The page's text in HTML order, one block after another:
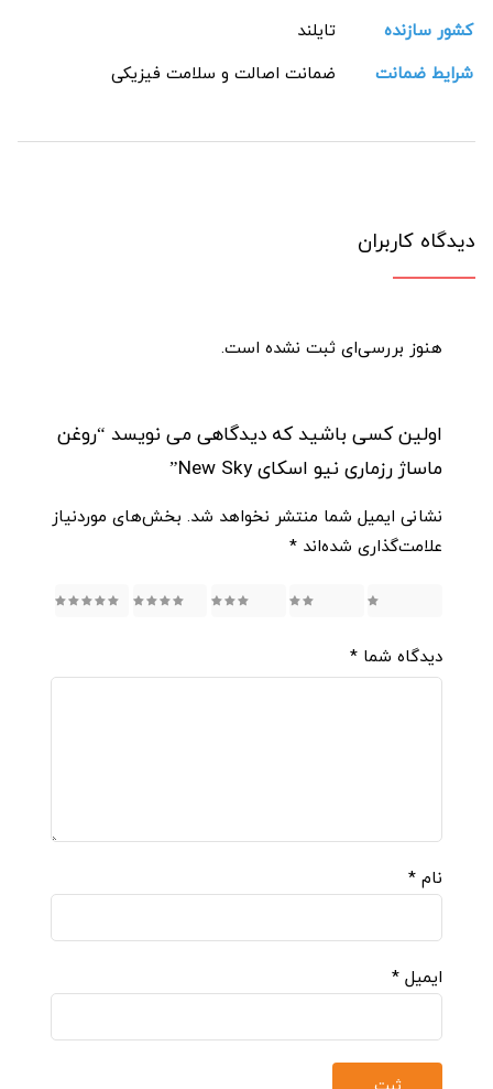
کشور سازنده
تایلند
شرایط ضمانت
ضمانت اصالت و سلامت فیزیکی
دیدگاه کاربران
هنوز بررسی‌ای ثبت نشده است.
اولین کسی باشید که دیدگاهی می نویسد “روغن
ماساژ رزماری نیو اسکای New Sky”
نشانی ایمیل شما منتشر نخواهد شد. بخش‌های موردنیاز
علامت‌گذاری شده‌اند *
5
دیدگاه شما *
نام *
ایمیل *